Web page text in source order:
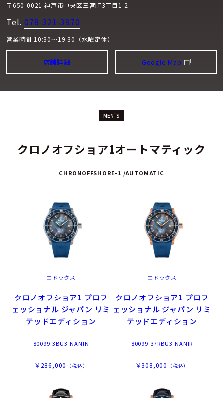
〒650-0021 神戸市中央区三宮町3丁目1-2
Tel. 078-321-3970
営業時間 10:30～19:30（水曜定休）
店舗詳細 Google Map
MEN'S
クロノオフショア1オートマティック
CHRONOFFSHORE-1 /AUTOMATIC
エドックス
クロノオフショア1 プロフ
ェッショナル ジャパン リミ
テッドエディション
80099-3BU3-NANIN
￥286,000 （税込）
エドックス
クロノオフショア1 プロフ
ェッショナル ジャパン リミ
テッドエディション
80099-37RBU3-NANIR
￥308,000 （税込）